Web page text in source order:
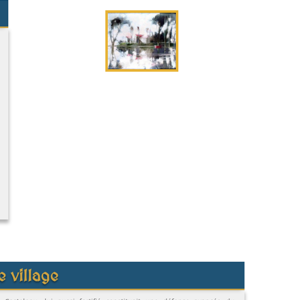
village